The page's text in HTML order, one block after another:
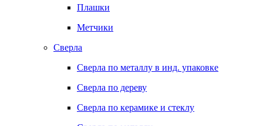
Плашки
Метчики
Сверла
Сверла по металлу в инд. упаковке
Сверла по дереву
Сверла по керамике и стеклу